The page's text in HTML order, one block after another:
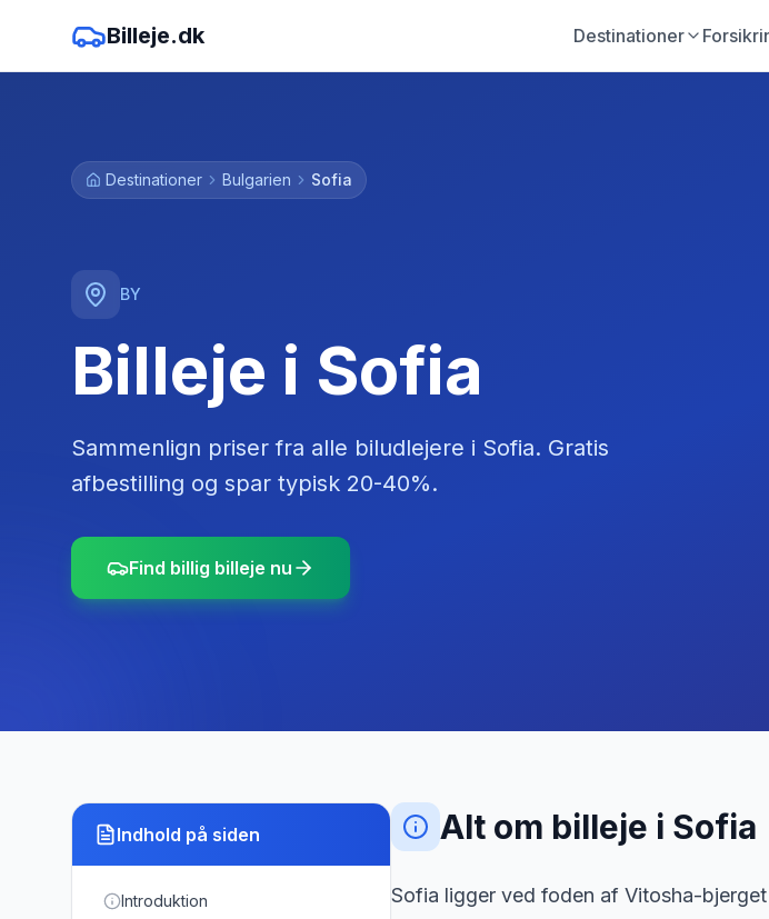
Billeje.dk Destinationer
Destinationer Bulgarien Sofia
BY
Billeje i Sofia
Sammenlign priser fra alle biludlejere i Sofia. Gratis
afbestilling og spar typisk 20-40%.
Find billig billeje nu
Indhold på siden
Introduktion
Alt om billeje i Sofia
Sofia ligger ved foden af Vitosha-